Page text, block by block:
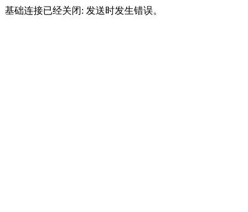
基础连接已经关闭: 发送时发生错误。